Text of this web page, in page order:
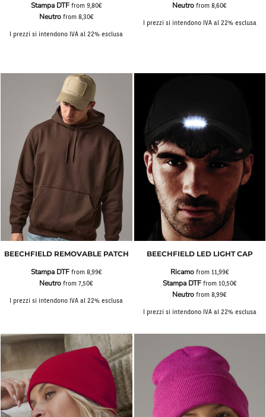
Stampa DTFfrom 9,80€
Neutrofrom 8,30€
I prezzi si intendono IVA al 22% esclusa
Neutro from8,60€
I prezzi si intendono IVA al 22% esclusa
BEECHFIELD REMOVABLE PATCH
Stampa DTFfrom 8,99€
Neutro from7,50€
I prezzi si intendono IVA al 22% esclusa
BEECHFIELD LED LIGHT CAP
Ricamofrom 11,99€
Stampa DTFfrom 10,50€
Neutro from8,99€
I prezzi si intendono IVA al 22% esclusa